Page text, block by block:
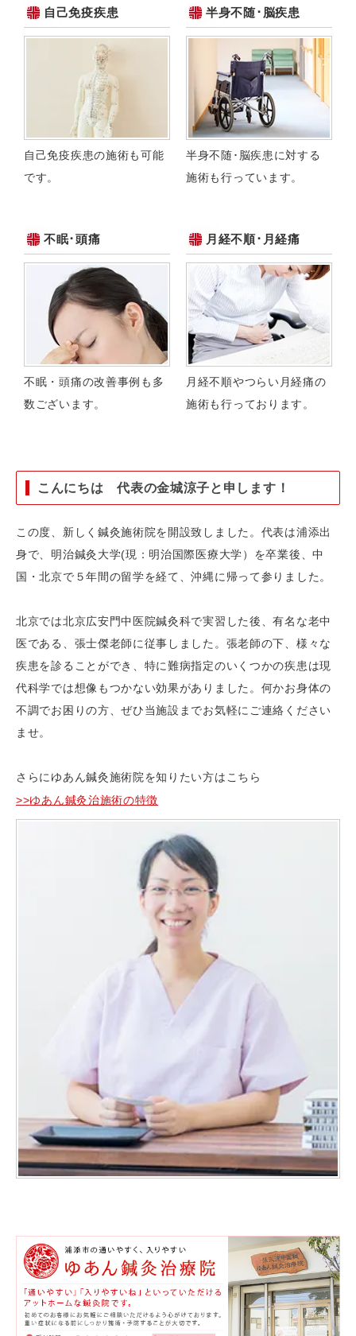
自己免疫疾患
自己免疫疾患の施術も可能
です。
半身不随･脳疾患
半身不随･脳疾患に対する
施術も行っています。
不眠･頭痛
不眠・頭痛の改善事例も多
数ございます。
月経不順･月経痛
月経不順やつらい月経痛の
施術も行っております。
こんにちは 代表の金城涼子と申します！
この度、新しく鍼灸施術院を開設致しました。代表は浦添出
身で、明治鍼灸大学(現：明治国際医療大学）を卒業後、中
国・北京で５年間の留学を経て、沖縄に帰って参りました。
北京では北京広安門中医院鍼灸科で実習した後、有名な老中
医である、張士傑老師に従事しました。張老師の下、様々な
疾患を診ることができ、特に難病指定のいくつかの疾患は現
代科学では想像もつかない効果がありました。何かお身体の
不調でお困りの方、ぜひ当施設までお気軽にご連絡ください
ませ。
さらにゆあん鍼灸施術院を知りたい方はこちら
ゆあん鍼灸治施術の特徴